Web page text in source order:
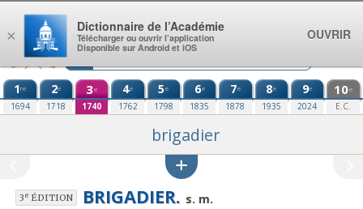
Aller au contenu
1re
1694
2e
1718
3e
1740
4e
1762
5e
1798
6e
1835
7e
1878
8e
1935
9e
2024
10e
E.C.
brigadier
3eÉDITION BRIGADIER. s. m.
×
Dictionnaire de l’Académie
Télécharger ou ouvrir l’application
Disponible sur Android et iOS
OUVRIR